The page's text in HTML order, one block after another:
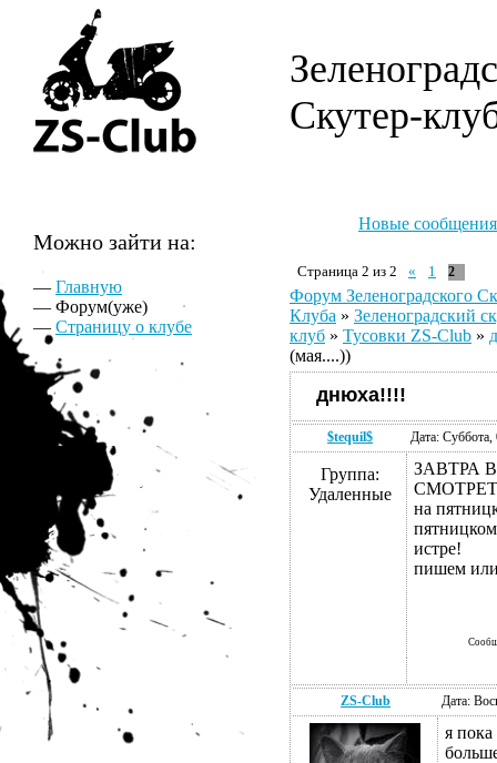
Скутер-
Можно зайти на:
— Главную
— Форум(уже)
— Страницу о клубе
Новые сообщения
Страница 2 из 2 « 1 2
Форум Зеленоградского
Клуба » Зеленоградский
клуб » Тусовки ZS-Club »
(мая....))
днюха!!!!
$tequil$ Дата:
Группа:
Удаленные
ЗАВТРА
на
истре!
пишем или
ZS-Club Дата:
я